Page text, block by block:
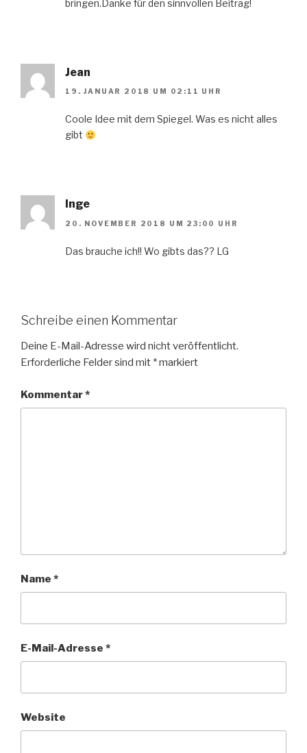
bringen.Danke für den sinnvollen Beitrag!
Jean
19. JANUAR 2018 UM 02:11 UHR
Coole Idee mit dem Spiegel. Was es nicht alles
gibt
Inge
20. NOVEMBER 2018 UM 23:00 UHR
Das brauche ich!! Wo gibts das?? LG
Schreibe einen Kommentar
Deine E-Mail-Adresse wird nicht veröffentlicht.
Erforderliche Felder sind mit *markiert
Kommentar*
Name *
E-Mail-Adresse *
Website